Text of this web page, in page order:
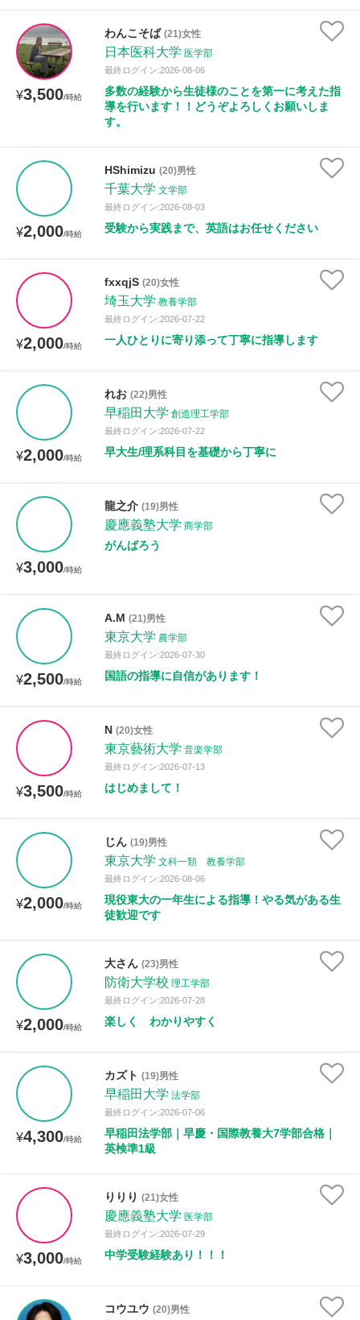
¥3,500/時給
わんこそば (21)女性
日本医科大学 医学部
最終ログイン:2026-08-06
多数の経験から生徒様のことを第一に考えた指
導を行います！！どうぞよろしくお願いしま
す。
¥2,000/時給
HShimizu (20)男性
千葉大学 文学部
最終ログイン:2026-08-03
受験から実践まで、英語はお任せください
¥2,000/時給
fxxqjS (20)女性
埼玉大学 教養学部
最終ログイン:2026-07-22
一人ひとりに寄り添って丁寧に指導します
¥2,000/時給
れお (22)男性
早稲田大学 創造理工学部
最終ログイン:2026-07-22
早大生/理系科目を基礎から丁寧に
¥3,000/時給
龍之介 (19)男性
慶應義塾大学 商学部
がんばろう
¥2,500/時給
A.M (21)男性
東京大学 農学部
最終ログイン:2026-07-30
国語の指導に自信があります！
¥3,500/時給
N (20)女性
東京藝術大学 音楽学部
最終ログイン:2026-07-13
はじめまして！
¥2,000/時給
じん (19)男性
東京大学 文科一類 教養学部
最終ログイン:2026-08-06
現役東大の一年生による指導！やる気がある生
徒歓迎です
¥2,000/時給
大さん (23)男性
防衛大学校 理工学部
最終ログイン:2026-07-28
楽しく わかりやすく
¥4,300/時給
カズト (19)男性
早稲田大学 法学部
最終ログイン:2026-07-06
早稲田法学部｜早慶・国際教養大7学部合格｜
英検準1級
¥3,000/時給
りりり (21)女性
慶應義塾大学 医学部
最終ログイン:2026-07-29
中学受験経験あり！！！
コウユウ (20)男性
年齢：18-101歳